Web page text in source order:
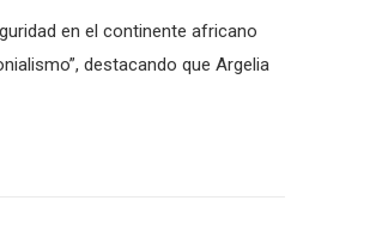
en el continente africano
destacando que Argelia